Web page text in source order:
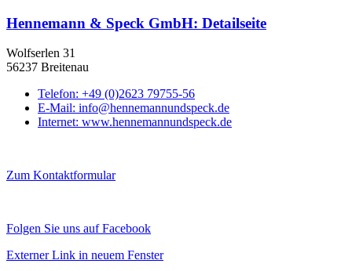
Hennemann & Speck GmbH: Detailseite
Wolfserlen 31
56237 Breitenau
Telefon: +49 (0)2623 79755-56
E-Mail: info@hennemannundspeck.de
Internet: www.hennemannundspeck.de
Zum Kontaktformular
Folgen Sie uns auf Facebook
Externer Link in neuem Fenster